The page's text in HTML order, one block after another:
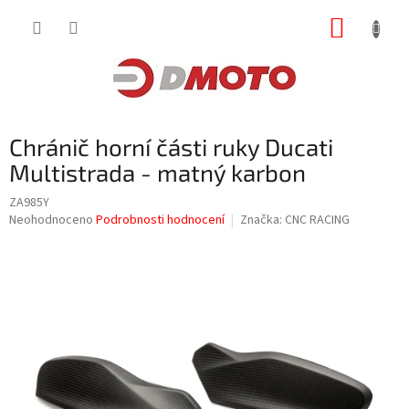
Chránič horní části ruky Ducati
Multistrada - matný karbon
ZA985Y
Průměrné
Neohodnoceno Podrobnosti hodnocení Značka: CNC RACING